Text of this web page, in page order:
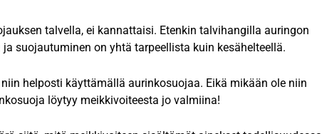
talvella, ei kannattaisi. Etenkin talvihangilla auringon
suojautuminen on yhtä tarpeellista kuin kesähelteellä.
helposti käyttämällä aurinkosuojaa. Eikä mikään ole niin
löytyy meikkivoiteesta jo valmiina!